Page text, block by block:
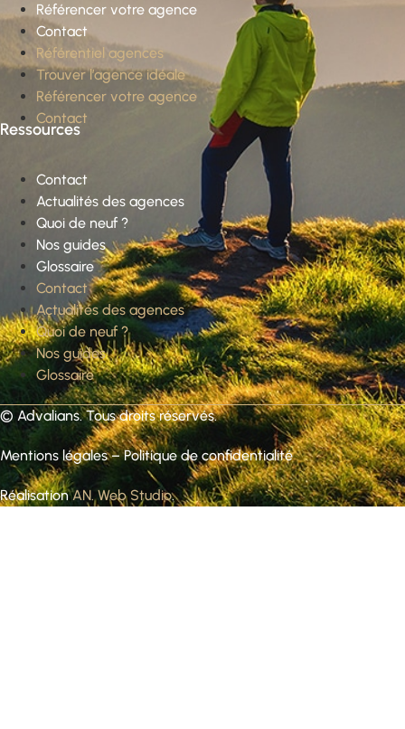
Référencer votre agence
Contact
Référentiel agences
Trouver l’agence idéale
Référencer votre agence
Contact
Ressources
Contact
Actualités des agences
Quoi de neuf ?
Nos guides
Glossaire
Contact
Actualités des agences
Quoi de neuf ?
Nos guides
Glossaire
© Advalians. Tous droits réservés.
Mentions légales–Politique de confidentialité
RéalisationAN. Web Studio.